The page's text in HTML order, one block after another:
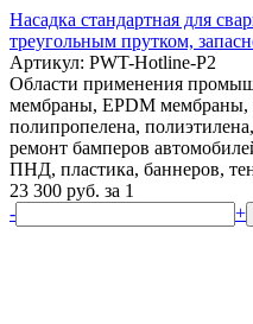
Насадка стандартная для
треугольным прутком,
Артикул: PWT-Hotline-P2
Области применения
мембраны, EPDM мембраны,
полипропелена,
ремонт бамперов
ПНД, пластика, баннеров,
23 300 руб. за 1
-
+